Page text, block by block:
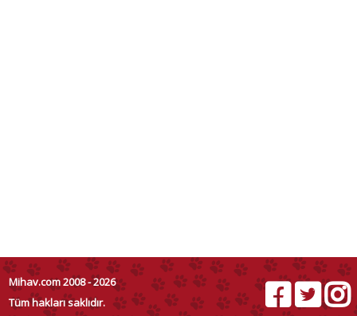
Mihav.com 2008 - 2026
Tüm hakları saklıdır.